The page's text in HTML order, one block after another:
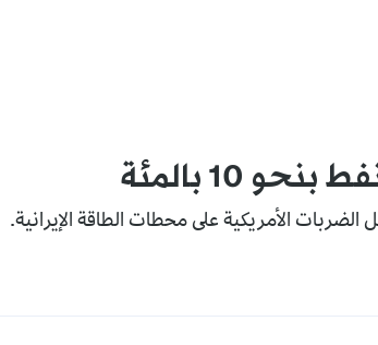
10 بالمئة
الأمريكية على محطات الطاقة الإيرانية.